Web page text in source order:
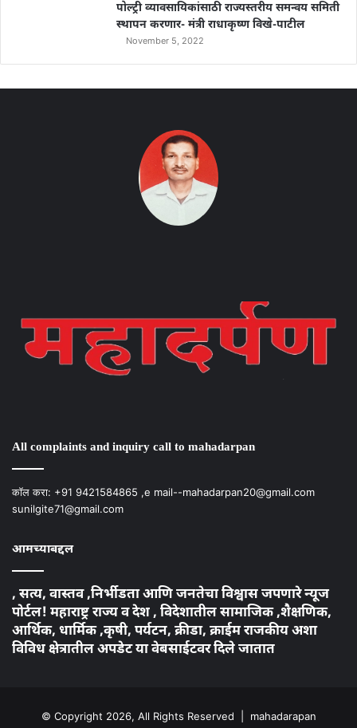
पोल्ट्री व्यावसायिकांसाठी राज्यस्तरीय समन्वय समिती
स्थापन करणार- मंत्री राधाकृष्ण विखे-पाटील
November 5, 2022
All complaints and inquiry call to mahadarpan
कॉल करा: +91 9421584865 ,e mail--mahadarpan20@gmail.com
sunilgite71@gmail.com
आमच्याबद्दल
, सत्य, वास्तव ,निर्भीडता आणि जनतेचा विश्वास जपणारे न्यूज
पोर्टल! महाराष्ट्र राज्य व देश , विदेशातील सामाजिक ,शैक्षणिक,
आर्थिक, धार्मिक ,कृषी, पर्यटन, क्रीडा, क्राईम राजकीय अशा
विविध क्षेत्रातील अपडेट या वेबसाईटवर दिले जातात
© Copyright 2026, All Rights Reserved | mahadarapan